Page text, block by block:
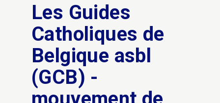
Les Guides
Catholiques de
Belgique asbl
(GCB) -